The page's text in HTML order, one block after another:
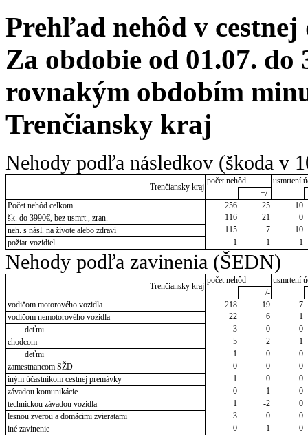
Prehľad nehôd v cestnej
Za obdobie od 01.07. do
rovnakým obdobím
Trenčiansky kraj
Nehody podľa následkov (škoda v
Trenčiansky kraj
počet nehôd
usmrtení
+/-
Počet nehôd celkom
256 25
10
šk. do 3990€, bez usmrt., zran.
116 21
0
neh. s násl. na živote alebo zdraví
115 7
10
požiar vozidiel
1 1 1
Nehody podľa zavinenia (ŠEDN)
Trenčiansky kraj
počet nehôd
usmrtení
+/-
vodičom motorového vozidla
218 19
7
vodičom nemotorového vozidla
22 6
1
deťmi
3 0
0
chodcom
5 2
1
deťmi
1 0
0
zamestnancom SŽD
0 0
0
iným účastníkom cestnej premávky
1 0
0
závadou komunikácie
0 -1
0
technickou závadou vozidla
1 -2
0
lesnou zverou a domácimi zvieratami
3 0
0
iné zavinenie
0 -1
0